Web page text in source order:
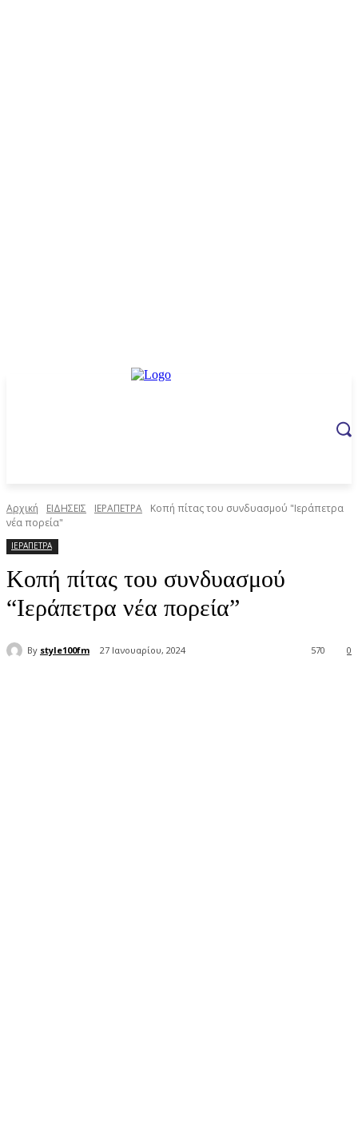
Αρχική ΕΙΔΗΣΕΙΣ ΙΕΡΑΠΕΤΡΑ
Κοπή πίτας του συνδυασμού "Ιεράπετρα
νέα πορεία"
ΙΕΡΑΠΕΤΡΑ
Κοπή πίτας του συνδυασμού
“Ιεράπετρα νέα πορεία”
By style100fm 27 Ιανουαρίου, 2024 0
570